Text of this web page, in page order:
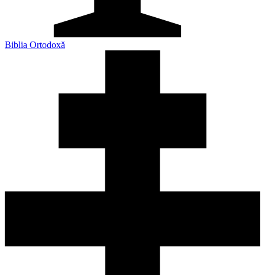
Biblia Ortodoxă